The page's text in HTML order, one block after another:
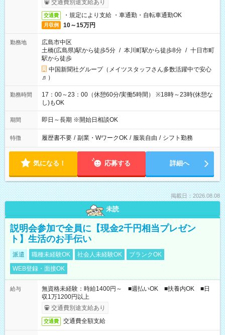
交通費別途支給あり
交通費 ・規定により支給 ・車通勤・自転車通勤OK
月収例 10～15万円
勤務地
広島市中区
土橋(広島県)駅から徒歩5分 / 本川町駅から徒歩8分 / 十日市町
駅から徒歩
中国新聞社グループ（メイツスタッフさん多数活躍中で安心
♬）
勤務時間
17：00～23：00（休憩60分/実働5時間） ※18時～23時(休憩な
し)もOK
期間 即日～長期 ※開始日相談OK
特徴 履歴書不要 / 副業・WワークOK / 服装自由 / シフト勤務
気になる！ 応募する 詳細へ
掲載日：2026.08.08
未読
説明会参加で全員に【現金2千円相当プレゼン
ト】生活のお手伝い
派遣 職種未経験OK 社会人未経験OK
ブランクOK
WEB登録・面接OK
給与
無資格未経験：時給1400円～ ■週払いOK ■扶養内OK ■日
収1万1200円以上
交通費別途支給あり
交通費 交通費全額支給